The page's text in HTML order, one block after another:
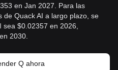
en Jan 2027. Para las
de Quack AI a largo plazo, se
$0.02357 en 2026,
2030.
Q ahora